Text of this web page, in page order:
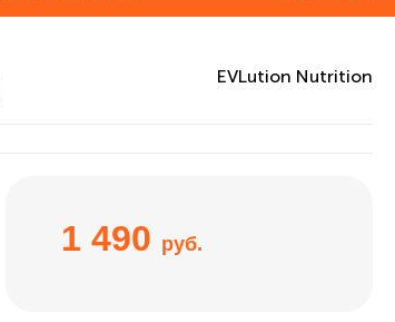
EVLution Nutrition
1 490 руб.